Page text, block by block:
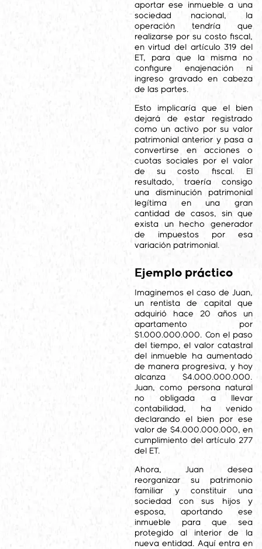
aportar ese inmueble a una
sociedad nacional, la
operación tendría que
realizarse por su costo fiscal,
en virtud del artículo 319 del
ET, para que la misma no
configure enajenación ni
ingreso gravado en cabeza
de las partes.
Esto implicaría que el bien
dejará de estar registrado
como un activo por su valor
patrimonial anterior y pasa a
convertirse en acciones o
cuotas sociales por el valor
de su costo fiscal. El
resultado, traería consigo
una disminución patrimonial
legítima en una gran
cantidad de casos, sin que
exista un hecho generador
de impuestos por esa
variación patrimonial.
Ejemplo práctico
Imaginemos el caso de Juan,
un rentista de capital que
adquirió hace 20 años un
apartamento por
$1.000.000.000. Con el paso
del tiempo, el valor catastral
del inmueble ha aumentado
de manera progresiva, y hoy
alcanza $4.000.000.000.
Juan, como persona natural
no obligada a llevar
contabilidad, ha venido
declarando el bien por ese
valor de $4.000.000.000, en
cumplimiento del artículo 277
del ET.
Ahora, Juan desea
reorganizar su patrimonio
familiar y constituir una
sociedad con sus hijos y
esposa, aportando ese
inmueble para que sea
protegido al interior de la
nueva entidad. Aquí entra en